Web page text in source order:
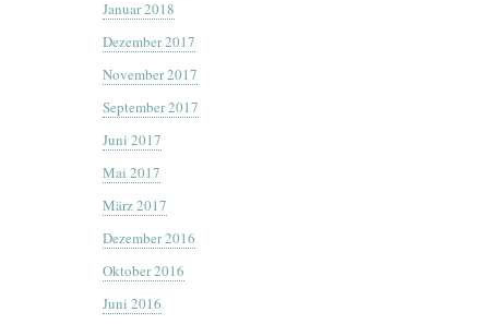
Januar 2018
Dezember 2017
November 2017
September 2017
Juni 2017
Mai 2017
März 2017
Dezember 2016
Oktober 2016
Juni 2016